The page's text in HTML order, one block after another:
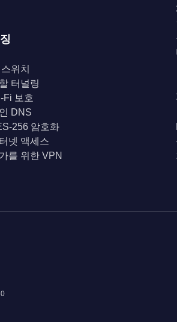
위치
터널링
Fi 보호
DNS
256 암호화
넷 액세스
를 위한 VPN